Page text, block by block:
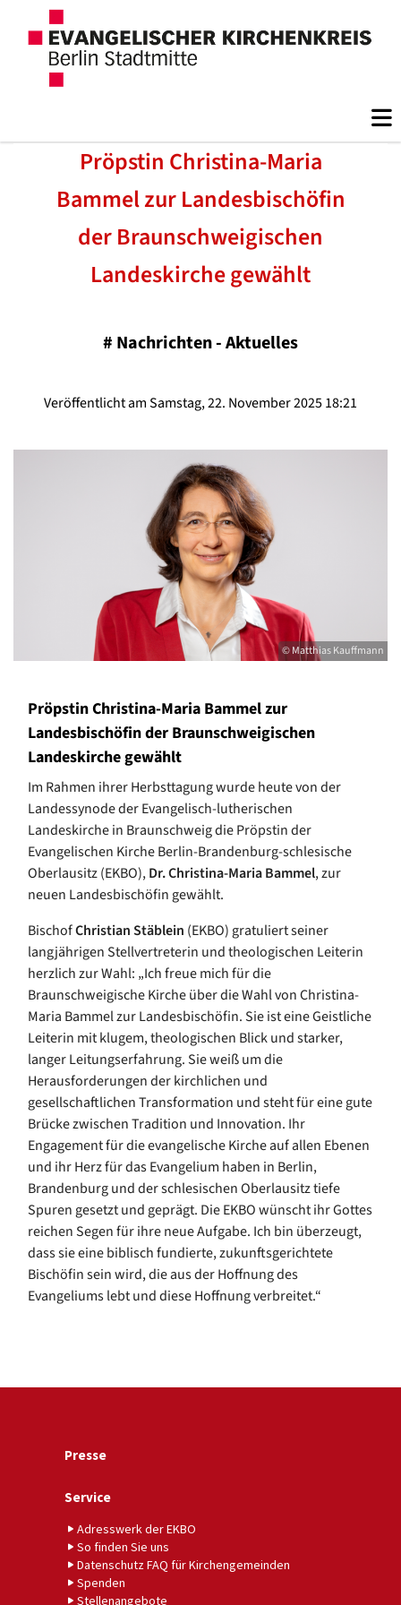
Pröpstin Christina-Maria
Bammel zur Landesbischöfin
der Braunschweigischen
Landeskirche gewählt
# Nachrichten - Aktuelles
Veröffentlicht am Samstag, 22. November 2025 18:21
© Matthias Kauffmann
Pröpstin Christina-Maria Bammel zur
Landesbischöfin der Braunschweigischen
Landeskirche gewählt
Im Rahmen ihrer Herbsttagung wurde heute von der
Landessynode der Evangelisch-lutherischen
Landeskirche in Braunschweig die Pröpstin der
Evangelischen Kirche Berlin-Brandenburg-schlesische
Oberlausitz (EKBO),Dr. Christina-Maria Bammel, zur
neuen Landesbischöfin gewählt.
BischofChristian Stäblein (EKBO) gratuliert seiner
langjährigen Stellvertreterin und theologischen Leiterin
herzlich zur Wahl: „Ich freue mich für die
Braunschweigische Kirche über die Wahl von Christina-
Maria Bammel zur Landesbischöfin. Sie ist eine Geistliche
Leiterin mit klugem, theologischen Blick und starker,
langer Leitungserfahrung. Sie weiß um die
Herausforderungen der kirchlichen und
gesellschaftlichen Transformation und steht für eine gute
Brücke zwischen Tradition und Innovation. Ihr
Engagement für die evangelische Kirche auf allen Ebenen
und ihr Herz für das Evangelium haben in Berlin,
Brandenburg und der schlesischen Oberlausitz tiefe
Spuren gesetzt und geprägt. Die EKBO wünscht ihr Gottes
reichen Segen für ihre neue Aufgabe. Ich bin überzeugt,
dass sie eine biblisch fundierte, zukunftsgerichtete
Bischöfin sein wird, die aus der Hoffnung des
Evangeliums lebt und diese Hoffnung verbreitet.“
Presse
Service
Adresswerk der EKBO
So finden Sie uns
Datenschutz FAQ für Kirchengemeinden
Spenden
Stellenangebote